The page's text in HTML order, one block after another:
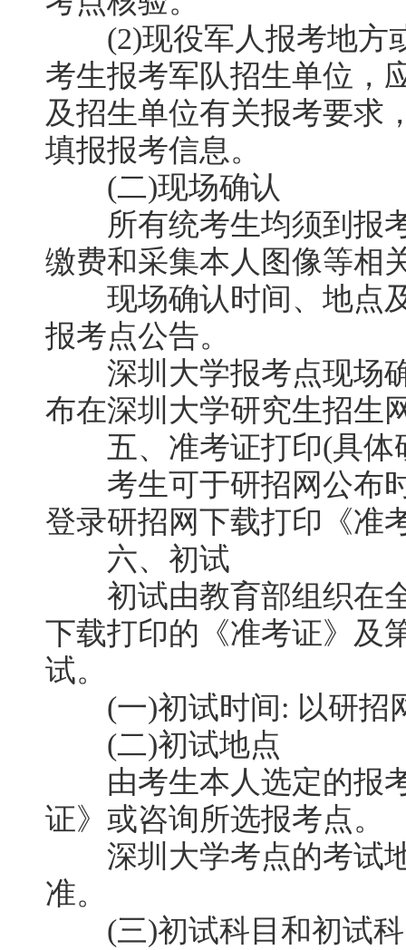
(2)现役军人报考地方
考生报考军队招生单位，
及招生单位有关报考要求
填报报考信息。
(二)现场确认
所有统考生均须到报考
缴费和采集本人图像等相
现场确认时间、地点及
报考点公告。
深圳大学报考点现场确
布在深圳大学研究生招生
五、准考证打印(具体
考生可于研招网公布时
登录研招网下载打印《准
六、初试
初试由教育部组织在全
下载打印的《准考证》及
试。
(一)初试时间: 以研招
(二)初试地点
由考生本人选定的报考
证》或咨询所选报考点。
深圳大学考点的考试
准。
(三)初试科目和初试科